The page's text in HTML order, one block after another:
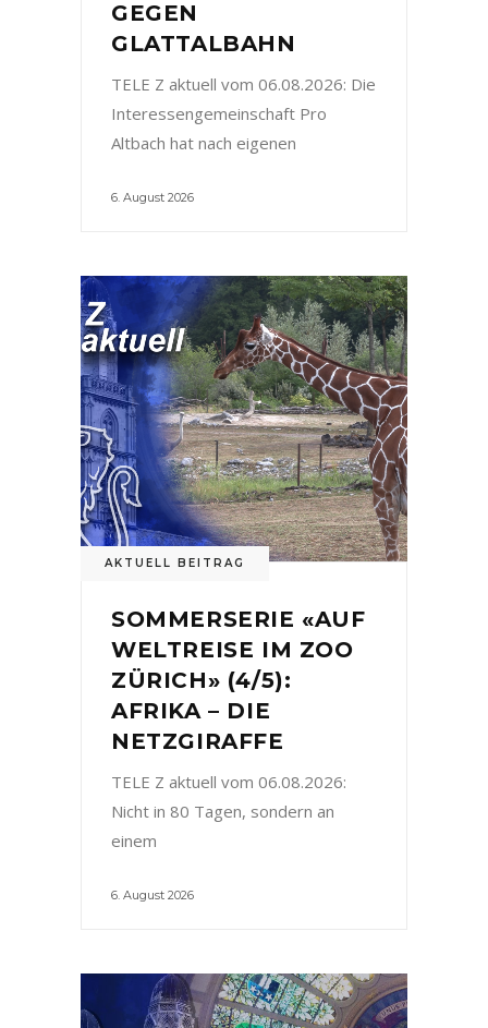
GEGEN
GLATTALBAHN
TELE Z aktuell vom 06.08.2026: Die
Interessengemeinschaft Pro
Altbach hat nach eigenen
6. August 2026
AKTUELL BEITRAG
SOMMERSERIE «AUF
WELTREISE IM ZOO
ZÜRICH» (4/5):
AFRIKA – DIE
NETZGIRAFFE
TELE Z aktuell vom 06.08.2026:
Nicht in 80 Tagen, sondern an
einem
6. August 2026